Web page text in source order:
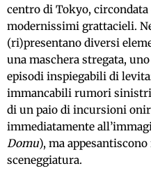
centro di Tokyo, circondata
modernissimi grattacieli.
(ri)presentano diversi
una maschera stregata,
episodi inspiegabili di
immancabili rumori sinistri
di un paio di incursioni
immediatamente
Domu), ma
sceneggiatura.